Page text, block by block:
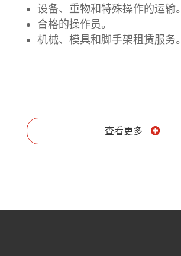
设备、重物和特殊操作的运输。
合格的操作员。
机械、模具和脚手架租赁服务。
查看更多